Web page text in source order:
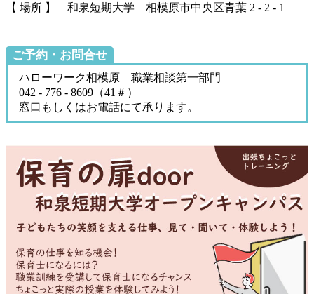
【 場所 】 和泉短期大学 相模原市中央区青葉 2 - 2 - 1
ご予約・お問合せ
ハローワーク相模原 職業相談第一部門
042 - 776 - 8609（41＃）
窓口もしくはお電話にて承ります。